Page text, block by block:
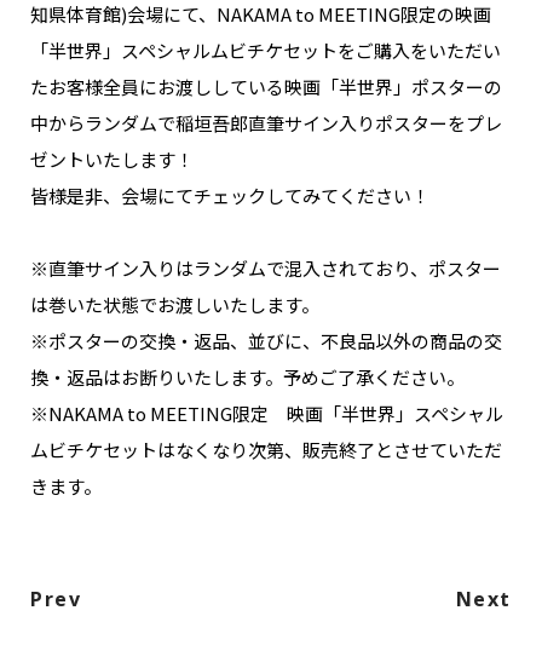
知県体育館)会場にて、NAKAMA to MEETING限定の映画
「半世界」スペシャルムビチケセットをご購入をいただい
たお客様全員にお渡ししている映画「半世界」ポスターの
中からランダムで稲垣吾郎直筆サイン入りポスターをプレ
ゼントいたします！
皆様是非、会場にてチェックしてみてください！
※直筆サイン入りはランダムで混入されており、ポスター
は巻いた状態でお渡しいたします。
※ポスターの交換・返品、並びに、不良品以外の商品の交
換・返品はお断りいたします。予めご了承ください。
※NAKAMA to MEETING限定 映画「半世界」スペシャル
ムビチケセットはなくなり次第、販売終了とさせていただ
きます。
Prev Next